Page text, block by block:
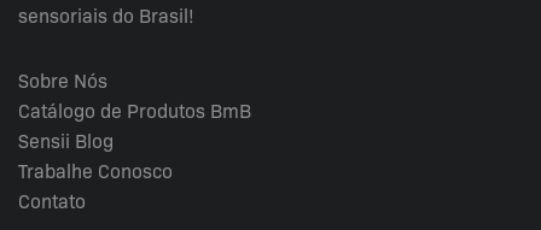
sensoriais do Brasil!
Sobre Nós
Catálogo de Produtos BmB
Sensii Blog
Trabalhe Conosco
Contato